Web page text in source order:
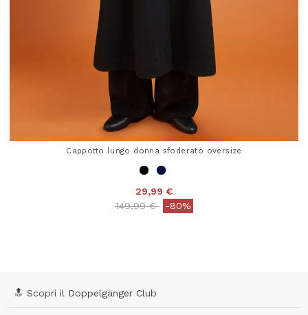
Cappotto lungo donna sfoderato oversize
29,99 €
Price reduced from
149,99 €to-80%
🔝 Scopri il Doppelgänger Club